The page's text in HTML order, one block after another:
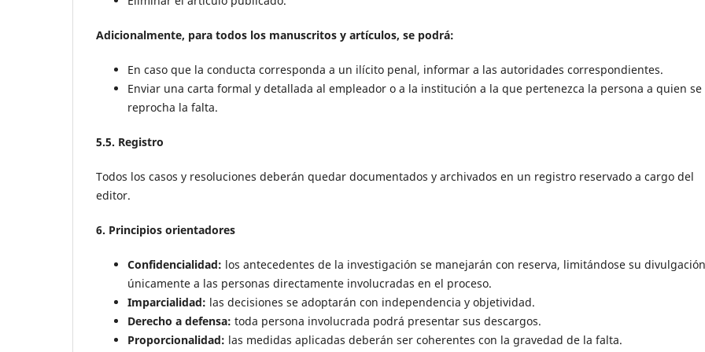
Adicionalmente, para todos los manuscritos y artículos, se podrá:
En caso que la conducta corresponda a un ilícito penal, informar a las autoridades correspondientes.
Enviar una carta formal y detallada al empleador o a la institución a la que pertenezca la persona a quien se
reprocha la falta.
5.5. Registro
Todos los casos y resoluciones deberán quedar documentados y archivados en un registro reservado a cargo del
editor.
6. Principios orientadores
Confidencialidad: los antecedentes de la investigación se manejarán con reserva, limitándose su divulgación
únicamente a las personas directamente involucradas en el proceso.
Imparcialidad: las decisiones se adoptarán con independencia y objetividad.
Derecho a defensa: toda persona involucrada podrá presentar sus descargos.
Proporcionalidad: las medidas aplicadas deberán ser coherentes con la gravedad de la falta.